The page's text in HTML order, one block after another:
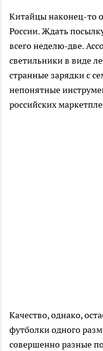
Китайцы наконец-то
России. Ждать
всего неделю-две.
светильники в виде
странные зарядки с
непонятные
российских
Качество, однако,
футболки одного
совершенно разные